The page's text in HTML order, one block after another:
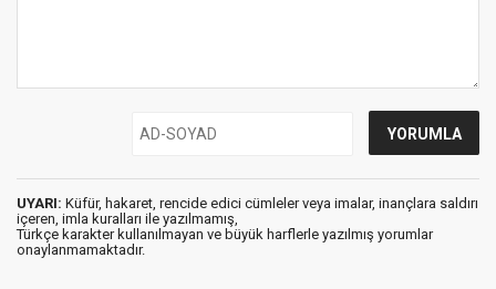
UYARI: Küfür, hakaret, rencide edici cümleler veya imalar, inançlara saldırı
içeren, imla kuralları ile yazılmamış,
Türkçe karakter kullanılmayan ve büyük harflerle yazılmış yorumlar
onaylanmamaktadır.